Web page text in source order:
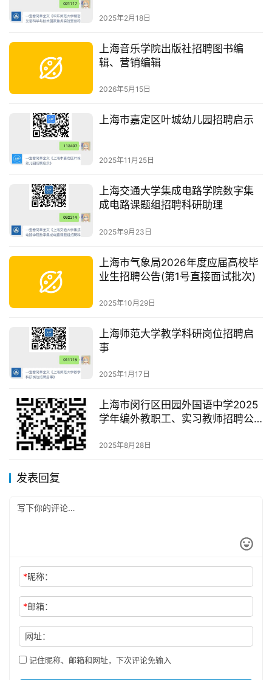
2025年2月18日
上海音乐学院出版社招聘图书编
辑、营销编辑
2026年5月15日
上海市嘉定区叶城幼儿园招聘启示
2025年11月25日
上海交通大学集成电路学院数字集
成电路课题组招聘科研助理
2025年9月23日
上海市气象局2026年度应届高校毕
业生招聘公告(第1号直接面试批次)
2025年10月29日
上海师范大学教学科研岗位招聘启
事
2025年1月17日
上海市闵行区田园外国语中学2025
学年编外教职工、实习教师招聘公
2025年8月28日
发表回复
*昵称：
*邮箱：
网址：
记住昵称、邮箱和网址，下次评论免输入